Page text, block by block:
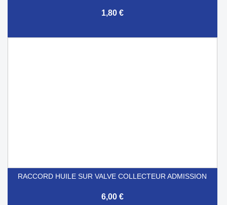
1,80 €
RACCORD HUILE SUR VALVE COLLECTEUR ADMISSION
6,00 €